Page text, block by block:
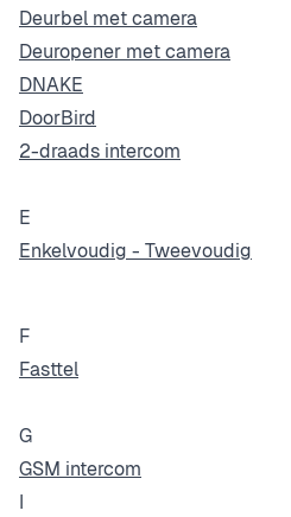
Deurbel met camera
Deuropener met camera
DNAKE
DoorBird
2-draads intercom
E
Enkelvoudig - Tweevoudig
F
Fasttel
G
GSM intercom
I